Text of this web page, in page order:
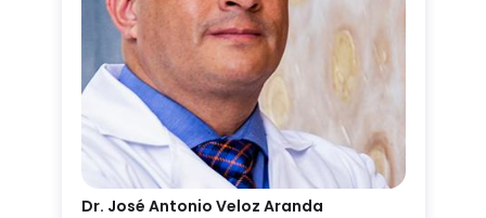
Dr. José Antonio Veloz Aranda